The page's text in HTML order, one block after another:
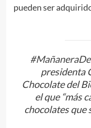
pueden ser
presidenta
Chocolate del
el que “más
chocolates que